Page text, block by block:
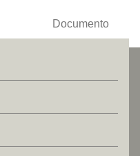
Documento